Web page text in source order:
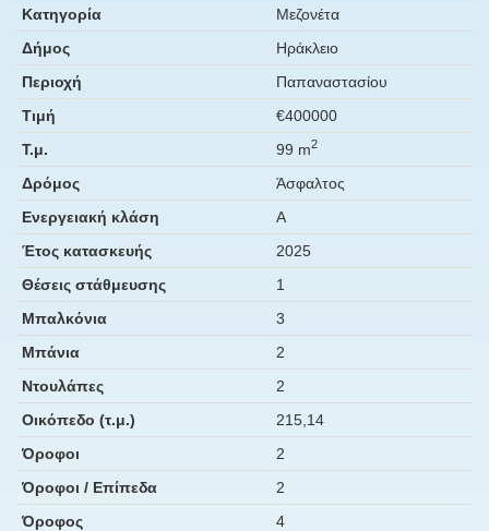
Κατηγορία
Μεζονέτα
Δήμος
Ηράκλειο
Περιοχή
Παπαναστασίου
Τιμή
€400000
Τ.μ.
99 m2
Δρόμος
Άσφαλτος
Ενεργειακή κλάση
Α
Έτος κατασκευής
2025
Θέσεις στάθμευσης
1
Μπαλκόνια
3
Μπάνια
2
Ντουλάπες
2
Οικόπεδο (τ.μ.)
215,14
Όροφοι
2
Όροφοι / Επίπεδα
2
Όροφος
4